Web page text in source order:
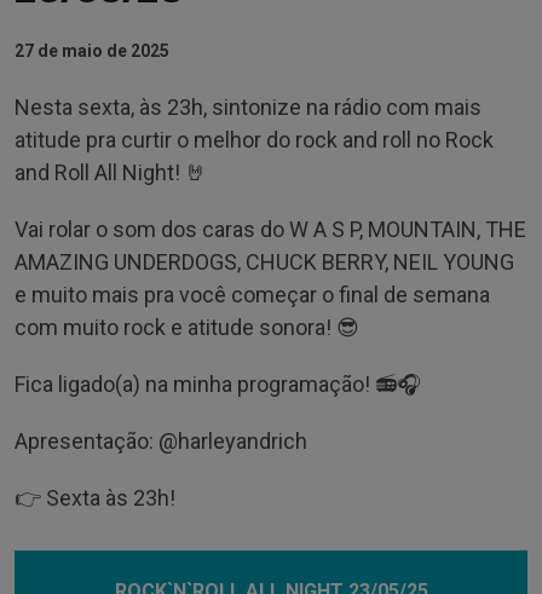
27 de maio de 2025
Nesta sexta, às 23h, sintonize na rádio com mais
atitude pra curtir o melhor do rock and roll no Rock
and Roll All Night! 🤘
Vai rolar o som dos caras do W A S P, MOUNTAIN, THE
AMAZING UNDERDOGS, CHUCK BERRY, NEIL YOUNG
e muito mais pra você começar o final de semana
com muito rock e atitude sonora! 😎
Fica ligado(a) na minha programação! 📻🎧
Apresentação: @‌harleyandrich
👉 Sexta às 23h!